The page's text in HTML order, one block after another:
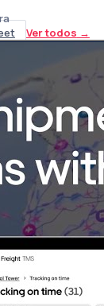
Ver todos →